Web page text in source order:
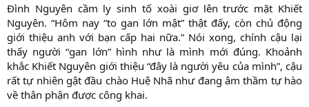
Đình Nguyên cầm ly sinh tố xoài giơ lên trước mặt Khiết
Nguyên. “Hôm nay “to gan lớn mật” thật đấy, còn chủ động
giới thiệu anh với bạn cấp hai nữa.” Nói xong, chính cậu lại
thấy người “gan lớn” hình như là mình mới đúng. Khoảnh
khắc Khiết Nguyên giới thiệu “đây là người yêu của mình”, cậu
rất tự nhiên gật đầu chào Huệ Nhã như đang âm thầm tự hào
về thân phận được công khai.